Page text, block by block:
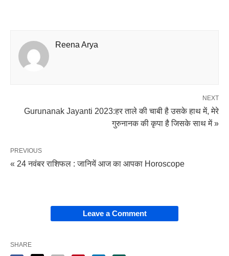
Reena Arya
NEXT
Gurunanak Jayanti 2023:हर ताले की चाबी है उसके हाथ में, मेरे
गुरुनानक की कृपा है जिसके साथ में »
PREVIOUS
« 24 नवंबर राशिफल : जानियें आज का आपका Horoscope
Leave a Comment
SHARE